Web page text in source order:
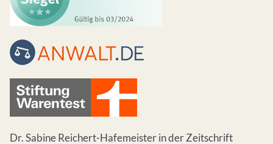
Dr. Sabine Reichert-Hafemeister in der Zeitschrift